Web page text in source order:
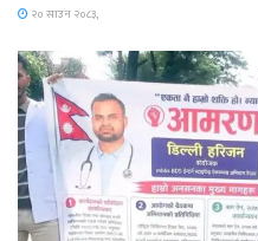
२० साउन २०८३,